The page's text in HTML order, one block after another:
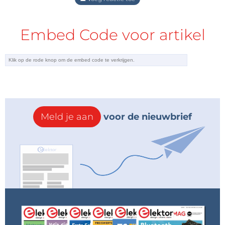
Embed Code voor artikel
Meld je aan voor de nieuwbrief